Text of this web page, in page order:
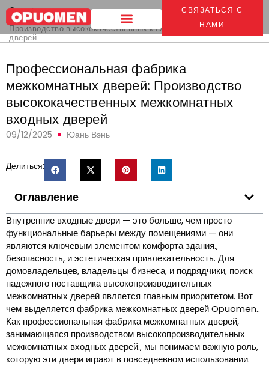
СВЯЗАТЬСЯ С
НАМИ
Дом >
Профессиональная фабрика межкомнатных дверей:
Производство высококачественных межкомнатных входных
дверей
Профессиональная фабрика
межкомнатных дверей: Производство
высококачественных межкомнатных
входных дверей
09/12/2025 Юань Вэнь
Делиться:
Оглавление
Внутренние входные двери — это больше, чем просто
функциональные барьеры между помещениями — они
являются ключевым элементом комфорта здания.,
безопасность, и эстетическая привлекательность. Для
домовладельцев, владельцы бизнеса, и подрядчики, поиск
надежного поставщика высокопроизводительных
межкомнатных дверей является главным приоритетом. Вот
чем выделяется фабрика межкомнатных дверей Opuomen..
Как профессиональная фабрика межкомнатных дверей,
занимающаяся производством высокопроизводительных
межкомнатных входных дверей., мы понимаем важную роль,
которую эти двери играют в повседневном использовании.